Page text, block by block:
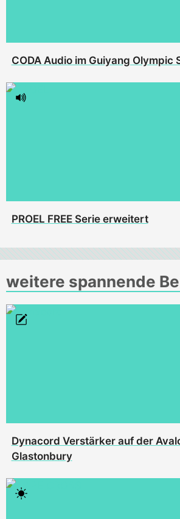
CODA Audio im Guiyang Olympic
PROEL FREE Serie erweitert
weitere spannende
Dynacord Verstärker auf der
Glastonbury